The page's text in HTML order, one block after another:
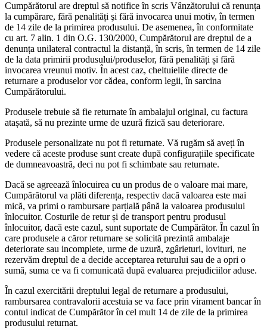
Cumpărătorul are dreptul să notifice în scris Vânzătorului că renunța
la cumpărare, fără penalități şi fără invocarea unui motiv, în termen
de 14 zile de la primirea produsului. De asemenea, în conformitate
cu art. 7 alin. 1 din O.G. 130/2000, Cumpărătorul are dreptul de a
denunța unilateral contractul la distanță, în scris, în termen de 14 zile
de la data primirii produsului/produselor, fără penalități și fără
invocarea vreunui motiv. În acest caz, cheltuielile directe de
returnare a produselor vor cădea, conform legii, în sarcina
Cumpărătorului.
Produsele trebuie să fie returnate în ambalajul original, cu factura
atașată, să nu prezinte urme de uzură fizică sau deteriorare.
Produsele personalizate nu pot fi returnate. Vă rugăm să aveți în
vedere că aceste produse sunt create după configurațiile specificate
de dumneavoastră, deci nu pot fi schimbate sau returnate.
Dacă se agreează înlocuirea cu un produs de o valoare mai mare,
Cumpărătorul va plăti diferența, respectiv dacă valoarea este mai
mică, va primi o rambursare parțială până la valoarea produsului
înlocuitor. Costurile de retur și de transport pentru produsul
înlocuitor, dacă este cazul, sunt suportate de Cumpărător. În cazul în
care produsele a căror returnare se solicită prezintă ambalaje
deteriorate sau incomplete, urme de uzură, zgârieturi, lovituri, ne
rezervăm dreptul de a decide acceptarea returului sau de a opri o
sumă, suma ce va fi comunicată după evaluarea prejudiciilor aduse.
În cazul exercitării dreptului legal de returnare a produsului,
rambursarea contravalorii acestuia se va face prin virament bancar în
contul indicat de Cumpărător în cel mult 14 de zile de la primirea
produsului returnat.